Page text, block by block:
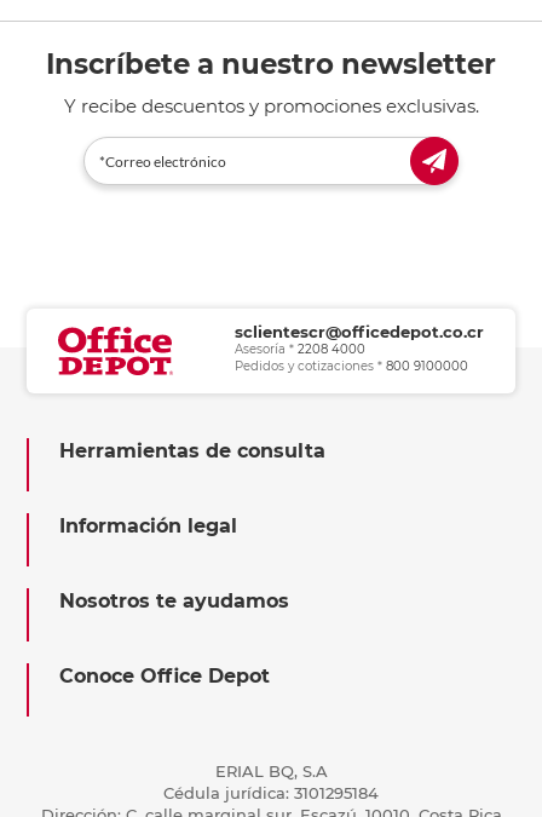
Inscríbete a nuestro newsletter
Y recibe descuentos y promociones exclusivas.
sclientescr@officedepot.co.cr
Asesoría *2208 4000
Pedidos y cotizaciones *800 9100000
Herramientas de consulta
Información legal
Nosotros te ayudamos
Conoce Office Depot
ERIAL BQ, S.A
Cédula jurídica: 3101295184